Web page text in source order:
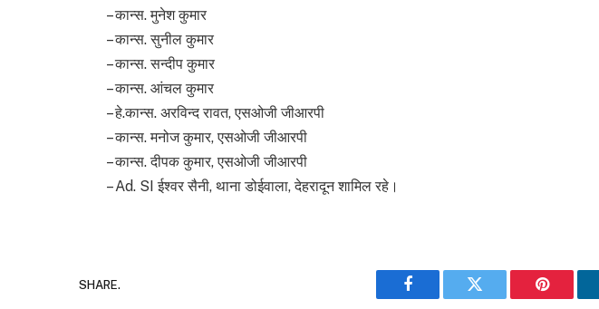
– कान्स. मुनेश कुमार
– कान्स. सुनील कुमार
– कान्स. सन्दीप कुमार
– कान्स. आंचल कुमार
– हे.कान्स. अरविन्द रावत, एसओजी जीआरपी
– कान्स. मनोज कुमार, एसओजी जीआरपी
– कान्स. दीपक कुमार, एसओजी जीआरपी
– Ad. SI ईश्वर सैनी, थाना डोईवाला, देहरादून शामिल रहे।
SHARE.
Facebook Twitter Pinterest